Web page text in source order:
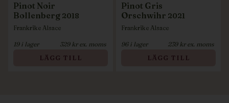
Pinot Noir
Bollenberg 2018
Frankrike Alsace
19 i lager 329 kr ex. moms
LÄGG TILL
Pinot Gris
Orschwihr 2021
Frankrike Alsace
96 i lager 239 kr ex. moms
LÄGG TILL